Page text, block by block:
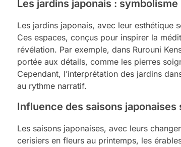
Les jardins japonais :
Les jardins japonais, avec leur esthétique
Ces espaces, conçus pour inspirer la
révélation. Par exemple, dans Rurouni
portée aux détails, comme les pierres
Cependant, l’interprétation des jardins
au rythme narratif.
Influence des saisons
Les saisons japonaises, avec leurs
cerisiers en fleurs au printemps, les